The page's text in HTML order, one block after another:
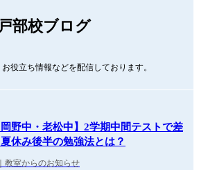
戸部校ブログ
役立ち情報などを配信しております。
岡野中・老松中】2学期中間テストで差
休み後半の勉強法とは？
教室からのお知らせ